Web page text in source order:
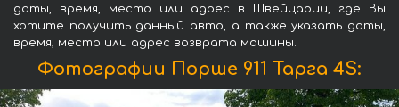
даты, время, место или адрес в Швейцарии, где Вы
хотите получить данный авто, а также указать даты,
время, место или адрес возврата машины.
Фотографии Порше 911 Тарга 4S: